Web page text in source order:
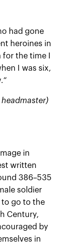
had gone
heroines in
the time I
I was six,
headmaster)
in
written
386–535
soldier
to go to the
Century,
by
in